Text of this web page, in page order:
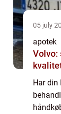
05 july
apotek
Volvo:
Har din